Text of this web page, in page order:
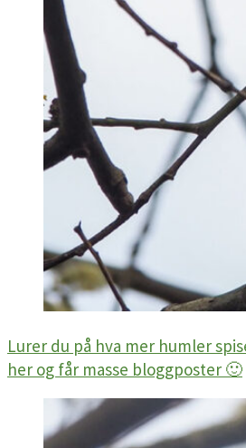
Lurer du på hva mer humler
her og får masse bloggposter 🙂